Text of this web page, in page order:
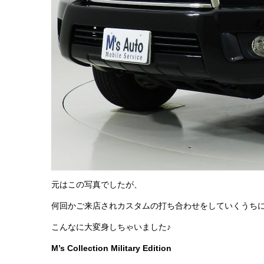
元はこの写真でしたが、
何回かご来店されカスタムの打ち合わせをしていくうち
こんなに大変身しちゃいました♪
M’s Collection Military Edition